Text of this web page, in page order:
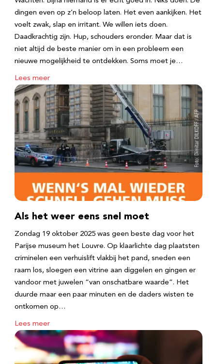
dingen even op z’n beloop laten. Het even aankijken. Het
voelt zwak, slap en irritant. We willen iets doen.
Daadkrachtig zijn. Hup, schouders eronder. Maar dat is
niet altijd de beste manier om in een probleem een
nieuwe mogelijkheid te ontdekken. Soms moet je…
Lees meer
Als het weer eens snel moet
Zondag 19 oktober 2025 was geen beste dag voor het
Parijse museum het Louvre. Op klaarlichte dag plaatsten
criminelen een verhuislift vlakbij het pand, sneden een
raam los, sloegen een vitrine aan diggelen en gingen er
vandoor met juwelen “van onschatbare waarde”. Het
duurde maar een paar minuten en de daders wisten te
ontkomen op…
Lees meer